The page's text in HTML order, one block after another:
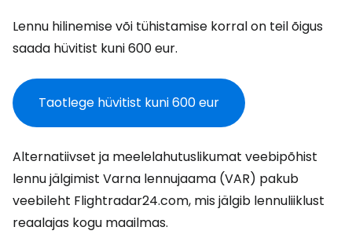
Lennu hilinemise või tühistamise korral on teil õigus
saada hüvitist kuni 600 eur.
Taotlege hüvitist kuni 600 eur
Alternatiivset ja meelelahutuslikumat veebipõhist
lennu jälgimist Varna lennujaama (VAR) pakub
veebileht Flightradar24.com, mis jälgib lennuliiklust
reaalajas kogu maailmas.